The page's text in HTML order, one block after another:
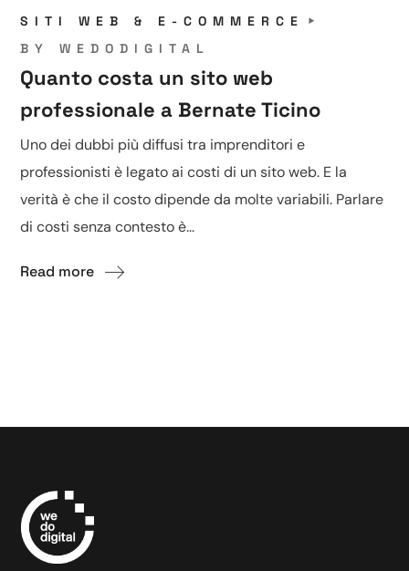
SITI WEB & E-COMMERCE
BYWEDODIGITAL
Quanto costa un sito web
professionale a Bernate Ticino
Uno dei dubbi più diffusi tra imprenditori e
professionisti è legato ai costi di un sito web. E la
verità è che il costo dipende da molte variabili. Parlare
di costi senza contesto è...
Read more